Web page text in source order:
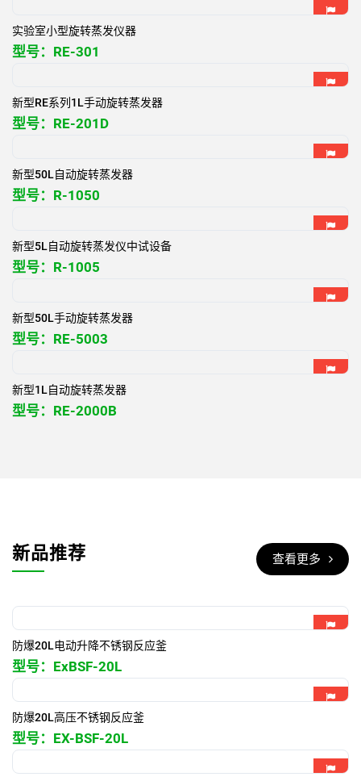
实验室小型旋转蒸发仪器
型号： RE-301
新型RE系列1L手动旋转蒸发器
型号： RE-201D
新型50L自动旋转蒸发器
型号： R-1050
新型5L自动旋转蒸发仪中试设备
型号： R-1005
新型50L手动旋转蒸发器
型号： RE-5003
新型1L自动旋转蒸发器
型号： RE-2000B
新品推荐 查看更多
防爆20L电动升降不锈钢反应釜
型号： ExBSF-20L
防爆20L高压不锈钢反应釜
型号： EX-BSF-20L